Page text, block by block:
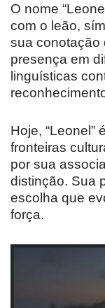
O nome
com o leão,
sua conotação
presença em
linguísticas
Hoje, “Leonel”
fronteiras
por sua
distinção. Sua
escolha que
força.